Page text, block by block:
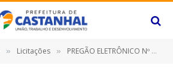
» Licitações » PREGÃO ELETRÔNICO Nº 037/2021 (CONTRATAÇÃO DE EMPRESA ESPECIALIZADA NO FORNECIMENTO DE GÊNEROS ALIMENTÍCIOS PARA A ALIMENTAÇÃO ESCOLAR)